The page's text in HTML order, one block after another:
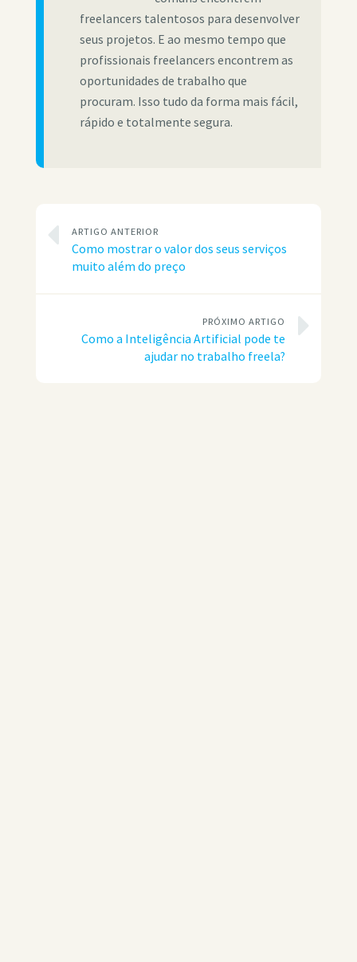
freelancers talentosos para desenvolver
seus projetos. E ao mesmo tempo que
profissionais freelancers encontrem as
oportunidades de trabalho que
procuram. Isso tudo da forma mais fácil,
rápido e totalmente segura.
ARTIGO ANTERIOR
Como mostrar o valor dos seus serviços
muito além do preço
PRÓXIMO ARTIGO
Como a Inteligência Artificial pode te
ajudar no trabalho freela?